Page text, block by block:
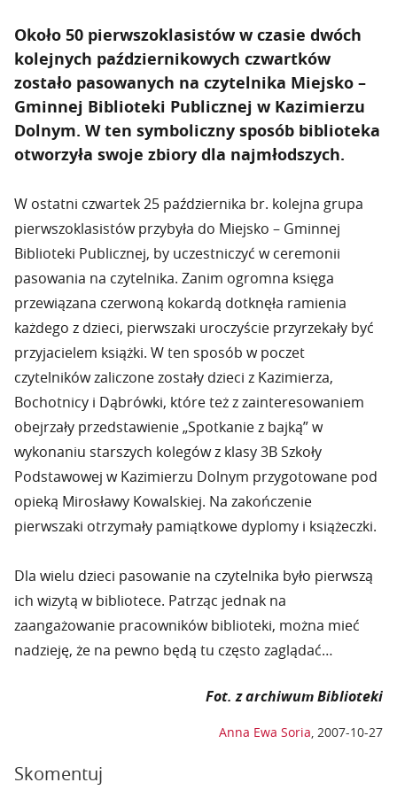
Około 50 pierwszoklasistów w czasie dwóch
kolejnych październikowych czwartków
zostało pasowanych na czytelnika Miejsko –
Gminnej Biblioteki Publicznej w Kazimierzu
Dolnym. W ten symboliczny sposób biblioteka
otworzyła swoje zbiory dla najmłodszych.
W ostatni czwartek 25 października br. kolejna grupa
pierwszoklasistów przybyła do Miejsko – Gminnej
Biblioteki Publicznej, by uczestniczyć w ceremonii
pasowania na czytelnika. Zanim ogromna księga
przewiązana czerwoną kokardą dotknęła ramienia
każdego z dzieci, pierwszaki uroczyście przyrzekały być
przyjacielem książki. W ten sposób w poczet
czytelników zaliczone zostały dzieci z Kazimierza,
Bochotnicy i Dąbrówki, które też z zainteresowaniem
obejrzały przedstawienie „Spotkanie z bajką” w
wykonaniu starszych kolegów z klasy 3B Szkoły
Podstawowej w Kazimierzu Dolnym przygotowane pod
opieką Mirosławy Kowalskiej. Na zakończenie
pierwszaki otrzymały pamiątkowe dyplomy i książeczki.
Dla wielu dzieci pasowanie na czytelnika było pierwszą
ich wizytą w bibliotece. Patrząc jednak na
zaangażowanie pracowników biblioteki, można mieć
nadzieję, że na pewno będą tu często zaglądać…
Fot. z archiwum Biblioteki
Anna Ewa Soria, 2007-10-27
Skomentuj